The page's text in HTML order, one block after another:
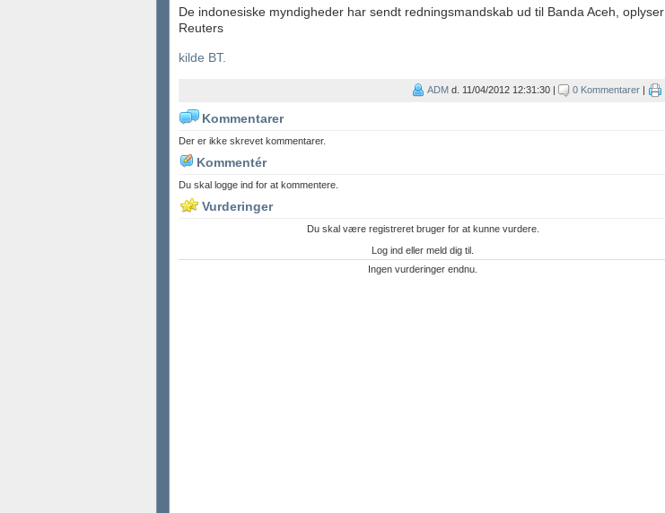
De indonesiske myndigheder har sendt redningsmandskab ud til Banda Aceh, oplyser
Reuters
kilde BT.
ADM d. 11/04/2012 12:31:30 | 0 Kommentarer |
Kommentarer
Der er ikke skrevet kommentarer.
Kommentér
Du skal logge ind for at kommentere.
Vurderinger
Du skal være registreret bruger for at kunne vurdere.
Log ind eller meld dig til.
Ingen vurderinger endnu.